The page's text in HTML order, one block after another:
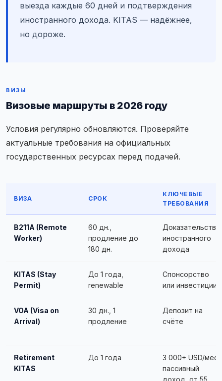
выезда каждые 60 дней и подтверждения
иностранного дохода. KITAS — надёжнее,
но дороже.
ВИЗЫ
Визовые маршруты в 2026 году
Условия регулярно обновляются. Проверяйте
актуальные требования на официальных
государственных ресурсах перед подачей.
ВИЗА СРОК
КЛЮЧЕВЫЕ
ТРЕБОВАНИЯ
B211A (Remote
Worker)
60 дн.,
продление до
180 дн.
Доказательство
иностранного
дохода
KITAS (Stay
Permit)
До 1 года,
renewable
Спонсорство
или инвестиции
VOA (Visa on
Arrival)
30 дн., 1
продление
Депозит на
счёте
Retirement
KITAS
До 1 года
3 000+ USD/мес
пассивный